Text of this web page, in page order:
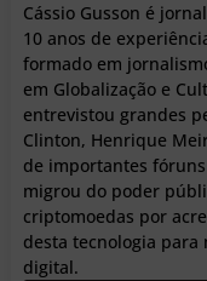
Cássio Gusson é
10 anos de
formado em
em Globalização e
entrevistou grandes
Clinton, Henrique
de importantes
migrou do poder
criptomoedas por
desta tecnologia
digital.